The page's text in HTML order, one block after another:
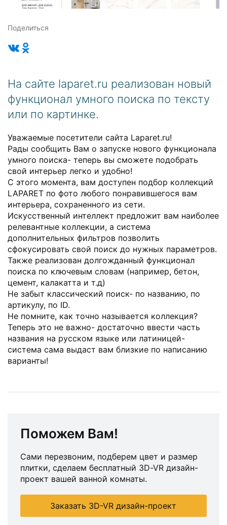
Поделиться
На сайте laparet.ru реализован новый
функционал умного поиска по тексту
или по картинке.
Уважаемые посетители сайта Laparet.ru!
Рады сообщить Вам о запуске нового функционала
умного поиска- теперь вы сможете подобрать
свой интерьер легко и удобно!
С этого момента, вам доступен подбор коллекций
LAPARET по фото любого понравившегося вам
интерьера, сохраненного из сети.
Искусственный интеллект предложит вам наиболее
релевантные коллекции, а система
дополнительных фильтров позволить
сфокусировать свой поиск до нужных параметров.
Также реализован долгожданный функционал
поиска по ключевым словам (например, бетон,
цемент, калакатта и т.д)
Не забыт классический поиск- по названию, по
артикулу, по ID.
Не помните, как точно называется коллекция?
Теперь это не важно- достаточно ввести часть
названия на русском языке или латиницей-
система сама выдаст вам близкие по написанию
варианты!
Поможем Вам!
Сами перезвоним, подберем цвет и размер
плитки, сделаем бесплатный 3D-VR дизайн-
проект вашей ванной комнаты.
Заказать 3D-VR дизайн-проект